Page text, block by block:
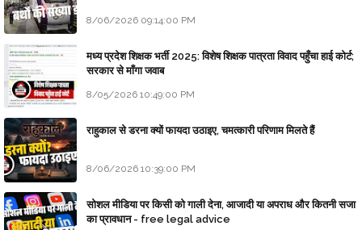
8/06/2026 09:14:00 PM
मध्य प्रदेश शिक्षक भर्ती 2025: विशेष शिक्षक पात्रता विवाद पहुँचा हाई कोर्ट;
सरकार से माँगा जवाब
8/05/2026 10:49:00 PM
राहुकाल से डरना क्यों फायदा उठाइए, चमत्कारी परिणाम मिलते हैं
8/06/2026 10:39:00 PM
सोशल मीडिया पर किसी को गाली देना, आजादी या अपराध और कितनी सजा
का प्रावधान - free legal advice